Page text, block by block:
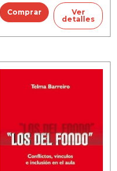
Ver
detalles